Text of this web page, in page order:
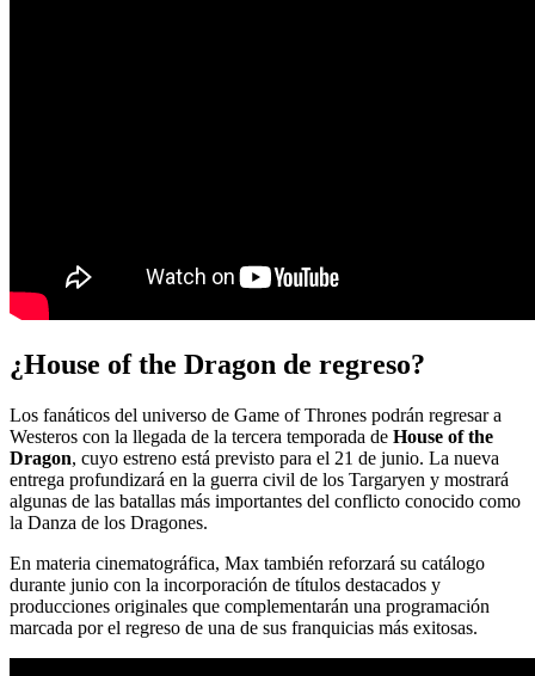
¿House of the Dragon de regreso?
Los fanáticos del universo de Game of Thrones podrán regresar a
Westeros con la llegada de la tercera temporada de House of the
Dragon, cuyo estreno está previsto para el 21 de junio. La nueva
entrega profundizará en la guerra civil de los Targaryen y mostrará
algunas de las batallas más importantes del conflicto conocido como
la Danza de los Dragones.
En materia cinematográfica, Max también reforzará su catálogo
durante junio con la incorporación de títulos destacados y
producciones originales que complementarán una programación
marcada por el regreso de una de sus franquicias más exitosas.